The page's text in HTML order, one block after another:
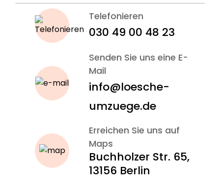
Persönlicher Ansprechpartner für alle Umzugs-
und Versicherungsfragen
Tipps zur Ummeldung, Adressänderung und
Unterstützung auch bei kurzfristigen Anfragen
oder Papierchaos
Mit uns behalten Sie einen klaren Kopf und starten
entspannt ins Studentenleben.
Telefonieren
030 49 00 48 23
Senden Sie uns eine E-
Mail
info@loesche-
umzuege.de
Erreichen Sie uns auf
Maps
Buchholzer Str. 65,
13156 Berlin